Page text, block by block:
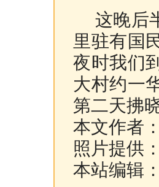
这晚后
里驻有国
夜时我们
大村约一
第二天拂
本文作者
照片提供
本站编辑